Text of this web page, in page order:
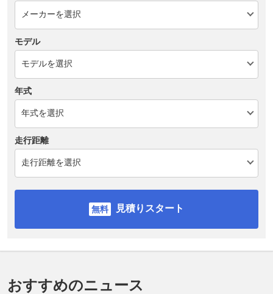
モデル
年式
走行距離
見積りスタート
おすすめのニュース